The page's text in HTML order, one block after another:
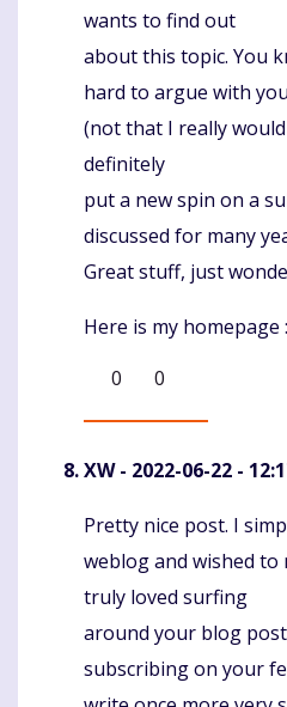
wants to find out
about this topic. You
hard to argue with you
(not that I really
definitely
put a new spin on a
discussed for many
Great stuff, just
Here is my homepage
0
0
XW- 2022-06-22 -
Komentaras
Pretty nice post. I
weblog and wished
truly loved surfing
around your blog
subscribing on your